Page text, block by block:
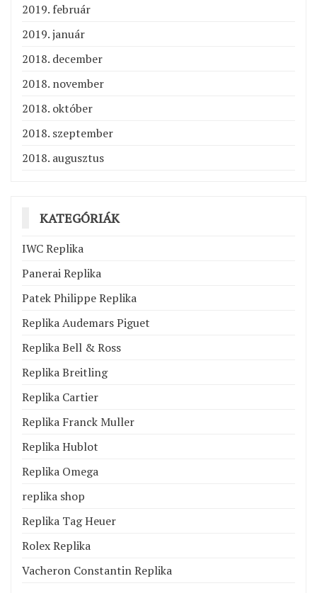
2019. február
2019. január
2018. december
2018. november
2018. október
2018. szeptember
2018. augusztus
KATEGÓRIÁK
IWC Replika
Panerai Replika
Patek Philippe Replika
Replika Audemars Piguet
Replika Bell & Ross
Replika Breitling
Replika Cartier
Replika Franck Muller
Replika Hublot
Replika Omega
replika shop
Replika Tag Heuer
Rolex Replika
Vacheron Constantin Replika